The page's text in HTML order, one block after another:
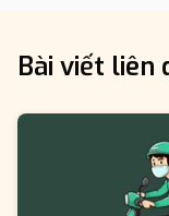
Bài viết liên